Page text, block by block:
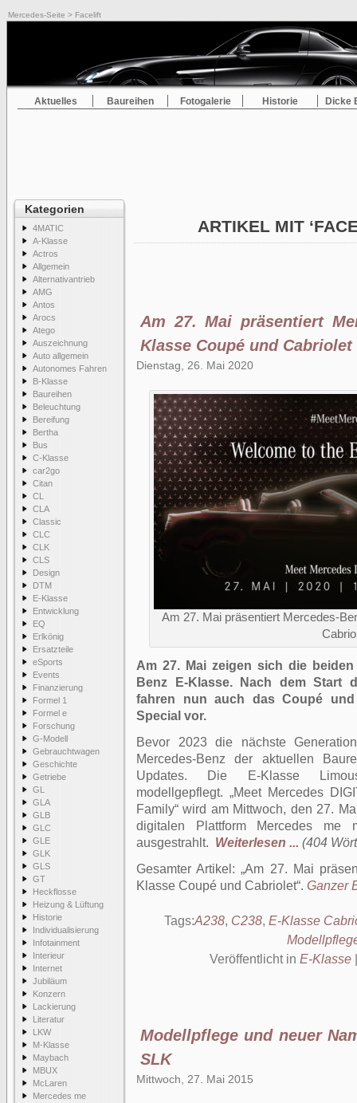
Mercedes-Seite > Facelift
Aktuelles Baureihen Fotogalerie Historie Dicke
Kategorien
4MATIC
A-Klasse
Actros
Allgemein
Alternativantrieb
AMG
Antos
Arocs
Atego
Auszeichnung
Auto allgemein
Autonomes Fahren
B-Klasse
Baureihen
Beleuchtung
Bereifung
Bertha
Bus
C-Klasse
car2go
Citan
CL
CLA
Classic
CLC
CLK
CLS
Design
DTM
E-Klasse
Entwicklung
EQ
Erlkönig
Ersatzteile
eSports
Events
Finanzierung
Formel 1
Formel e
Forschung
G-Modell
Gebrauchtwagen
Geschichte
Getriebe
GL
GLA
GLB
GLC
GLE
GLK
GLS
GT
Heckflosse
Heizung & Lüftung
Historie
Individualisierung
Infotainment
Interieur
Internet
Jubiläum
Konzern
Lackierung
Literatur
LKW
M-Klasse
Maybach
MBUX
McLaren
Mercedes me
ARTIKEL MIT
Am 27. Mai präsentiert
Klasse Coupé und Cabriolet
Dienstag, 26. Mai 2020
Am 27. Mai präsentiert Mercedes-
Am 27. Mai zeigen sich die
Benz E-Klasse. Nach dem Start
fahren nun auch das Coupé
Special vor.
Bevor 2023 die nächste
Mercedes-Benz der aktuellen
Updates. Die E-Klasse
modellgepflegt. „Meet Mercedes
Family“ wird am Mittwoch, den 27.
digitalen Plattform Mercedes
ausgestrahlt. Weiterlesen ... (404
Gesamter Artikel: Am 27. Mai
Klasse Coupé und Cabriolet . Ganzer
Tags:A238, C238, E-Klasse
Veröffentlicht in E-Klasse
Modellpflege und neuer
SLK
Mittwoch, 27. Mai 2015